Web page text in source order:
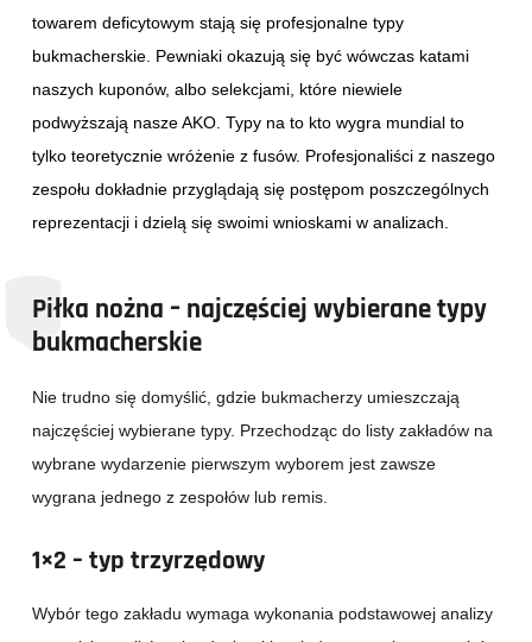
towarem deficytowym stają się profesjonalne typy
bukmacherskie. Pewniaki okazują się być wówczas katami
naszych kuponów, albo selekcjami, które niewiele
podwyższają nasze AKO. Typy na to kto wygra mundial to
tylko teoretycznie wróżenie z fusów. Profesjonaliści z naszego
zespołu dokładnie przyglądają się postępom poszczególnych
reprezentacji i dzielą się swoimi wnioskami w analizach.
Piłka nożna – najczęściej wybierane typy
bukmacherskie
Nie trudno się domyślić, gdzie bukmacherzy umieszczają
najczęściej wybierane typy. Przechodząc do listy zakładów na
wybrane wydarzenie pierwszym wyborem jest zawsze
wygrana jednego z zespołów lub remis.
1×2 – typ trzyrzędowy
Wybór tego zakładu wymaga wykonania podstawowej analizy